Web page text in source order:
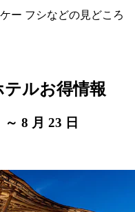
ー フシなどの見どころ
ルお得情報
～ 8 月 23 日